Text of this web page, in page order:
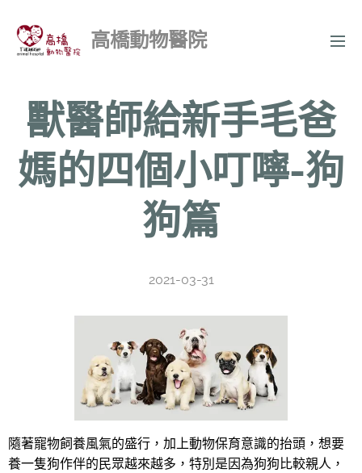
高橋動物醫院
獸醫師給新手毛爸
媽的四個小叮嚀-狗
狗篇
2021-03-31
隨著寵物飼養風氣的盛行，加上動物保育意識的抬頭，想要
養一隻狗作伴的民眾越來越多，特別是因為狗狗比較親人，